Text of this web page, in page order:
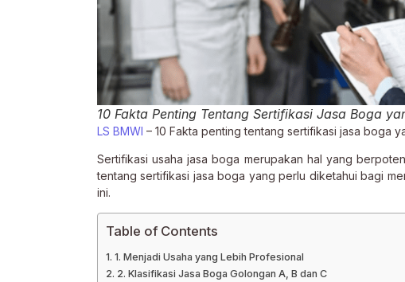
10 Fakta Penting Tentang Sertifikasi Jasa Boga
LS BMWI – 10 Fakta penting tentang sertifikasi jasa boga
Sertifikasi usaha jasa boga merupakan hal yang
tentang sertifikasi jasa boga yang perlu diketahui bagi
ini.
Table of Contents
1. Menjadi Usaha yang Lebih Profesional
2. Klasifikasi Jasa Boga Golongan A, B dan C